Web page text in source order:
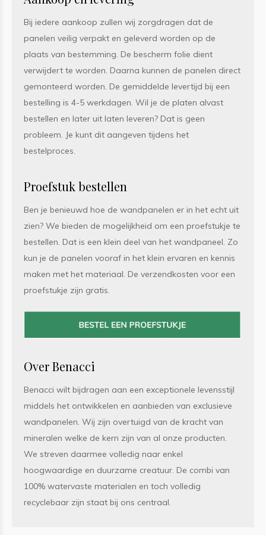
Bij iedere aankoop zullen wij zorgdragen dat de
panelen veilig verpakt en geleverd worden op de
plaats van bestemming. De bescherm folie dient
verwijdert te worden. Daarna kunnen de panelen direct
gemonteerd worden. De gemiddelde levertijd bij een
bestelling is 4-5 werkdagen. Wil je de platen alvast
bestellen en later uit laten leveren? Dat is geen
probleem. Je kunt dit aangeven tijdens het
bestelproces.
Proefstuk bestellen
Ben je benieuwd hoe de wandpanelen er in het echt uit
zien? We bieden de mogelijkheid om een proefstukje te
bestellen. Dat is een klein deel van het wandpaneel. Zo
kun je de panelen vooraf in het klein ervaren en kennis
maken met het materiaal. De verzendkosten voor een
proefstukje zijn gratis.
Over Benacci
Benacci wilt bijdragen aan een exceptionele levensstijl
middels het ontwikkelen en aanbieden van exclusieve
wandpanelen. Wij zijn overtuigd van de kracht van
mineralen welke de kern zijn van al onze producten.
We streven daarmee volledig naar enkel
hoogwaardige en duurzame creatuur. De combi van
100% watervaste materialen en toch volledig
recyclebaar zijn staat bij ons centraal.